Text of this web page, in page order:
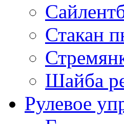
Стакан
Шайба
Рулевое